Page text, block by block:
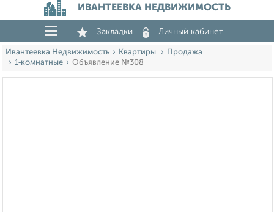
ИВАНТЕЕВКА НЕДВИЖИМОСТЬ
Закладки Личный кабинет
Ивантеевка Недвижимость Квартиры
Продажа
1‑комнатные
Объявление №308